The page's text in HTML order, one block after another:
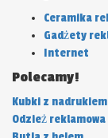
Ceramika
Gadżety
Internet
Polecamy!
Kubki z nadrukiem
Odzież reklamowa